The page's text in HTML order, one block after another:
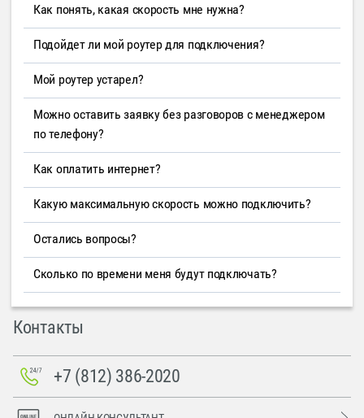
Как понять, какая скорость мне нужна?
Подойдет ли мой роутер для подключения?
Мой роутер устарел?
Можно оставить заявку без разговоров с менеджером
по телефону?
Как оплатить интернет?
Какую максимальную скорость можно подключить?
Остались вопросы?
Сколько по времени меня будут подключать?
Контакты
+7 (812) 386-2020